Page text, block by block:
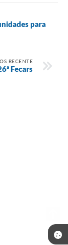
para
RECENTE
Fecars